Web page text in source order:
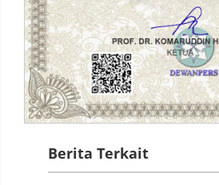
Berita Terkait